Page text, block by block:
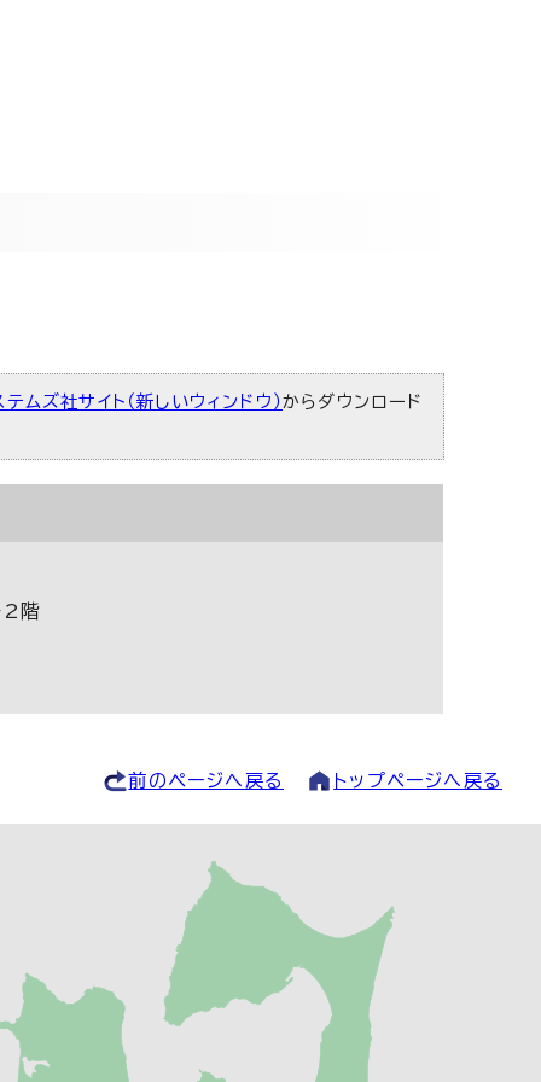
ムズ社サイト（新しいウィンドウ）からダウンロード
階
前のページへ戻る トップページへ戻る